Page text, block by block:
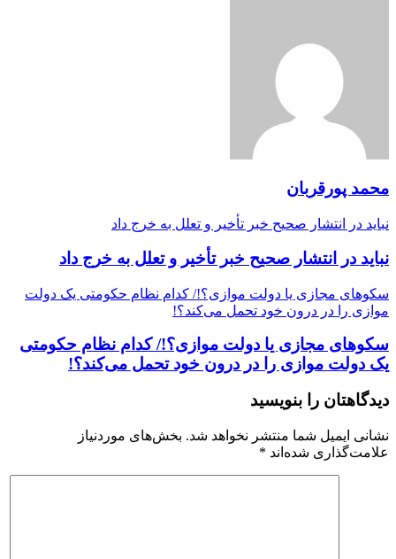
محمد پورقربان
نباید در انتشار صحیح خبر تأخیر و تعلل به خرج داد
نباید در انتشار صحیح خبر تأخیر و تعلل به خرج داد
سکوهای مجازی یا دولت موازی؟!/ کدام نظام حکومتی یک دولت
موازی را در درون خود تحمل می‌کند؟!
سکوهای مجازی یا دولت موازی؟!/ کدام نظام حکومتی
یک دولت موازی را در درون خود تحمل می‌کند؟!
دیدگاهتان را بنویسید
نشانی ایمیل شما منتشر نخواهد شد. بخش‌های موردنیاز
علامت‌گذاری شده‌اند *